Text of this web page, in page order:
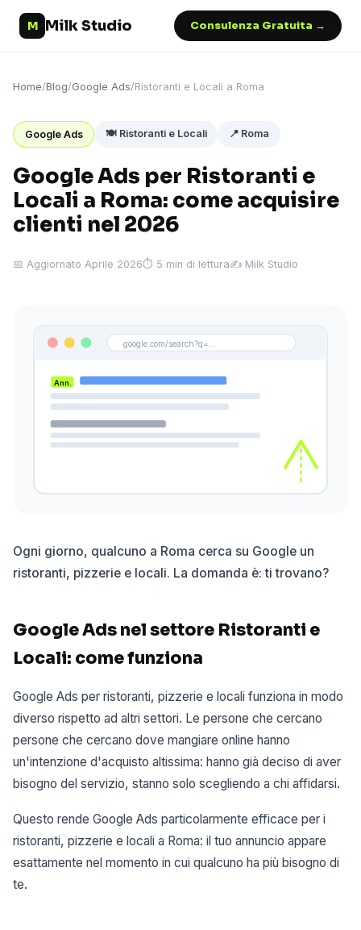
M Milk Studio Consulenza Gratuita →
Home/Blog/Google Ads/Ristoranti e Locali a Roma
Google Ads 🍽️ Ristoranti e Locali 📍 Roma
Google Ads per Ristoranti e
Locali a Roma: come acquisire
clienti nel 2026
📅 Aggiornato Aprile 2026⏱ 5 min di lettura✍️ Milk Studio
google.com/search?q=...
Ann.
Ogni giorno, qualcuno a Roma cerca su Google un
ristoranti, pizzerie e locali. La domanda è: ti trovano?
Google Ads nel settore Ristoranti e
Locali: come funziona
Google Ads per ristoranti, pizzerie e locali funziona in modo
diverso rispetto ad altri settori. Le persone che cercano
persone che cercano dove mangiare online hanno
un'intenzione d'acquisto altissima: hanno già deciso di aver
bisogno del servizio, stanno solo scegliendo a chi affidarsi.
Questo rende Google Ads particolarmente efficace per i
ristoranti, pizzerie e locali a Roma: il tuo annuncio appare
esattamente nel momento in cui qualcuno ha più bisogno di
te.